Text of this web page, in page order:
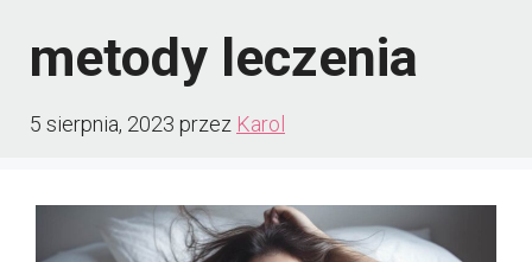
metody leczenia
5 sierpnia, 2023 przez Karol